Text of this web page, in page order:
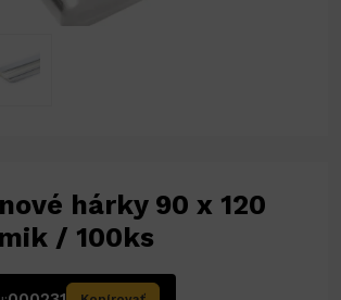
hárky 90 x 120
/ 100ks